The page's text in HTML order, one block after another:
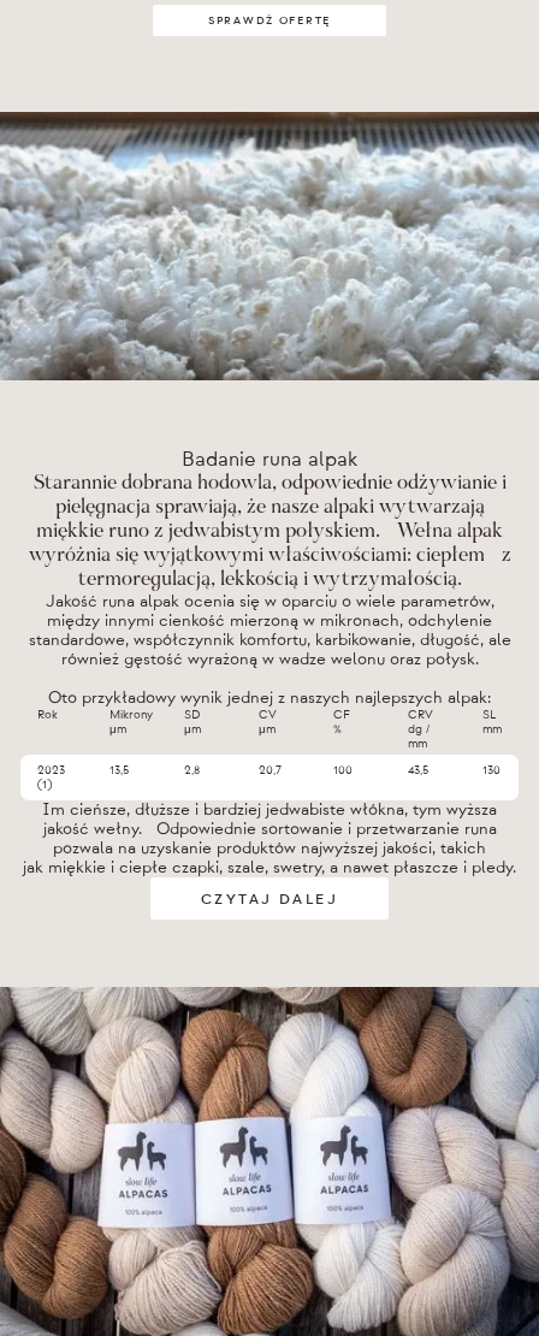
SPRAWDŹ OFERTĘ
Badanie runa alpak
Starannie dobrana hodowla, odpowiednie odżywianie i
pielęgnacja sprawiają, że nasze alpaki wytwarzają
miękkie runo z jedwabistym połyskiem. Wełna alpak
wyróżnia się wyjątkowymi właściwościami: ciepłem z
termoregulacją, lekkością i wytrzymałością.
Jakość runa alpak ocenia się w oparciu o wiele parametrów,
między innymi cienkość mierzoną w mikronach, odchylenie
standardowe, współczynnik komfortu, karbikowanie, długość, ale
również gęstość wyrażoną w wadze welonu oraz połysk.
Oto przykładowy wynik jednej z naszych najlepszych alpak:
Rok
Mikrony
μm
SD
μm
CV
μm
CF
%
CRV
dg /
mm
SL
mm
2023
(1)
13,5 2,8 20,7 100 43,5 130
Im cieńsze, dłuższe i bardziej jedwabiste włókna, tym wyższa
jakość wełny. Odpowiednie sortowanie i przetwarzanie runa
pozwala na uzyskanie produktów najwyższej jakości, takich
jak miękkie i ciepłe czapki, szale, swetry, a nawet płaszcze i pledy.
CZYTAJ DALEJ